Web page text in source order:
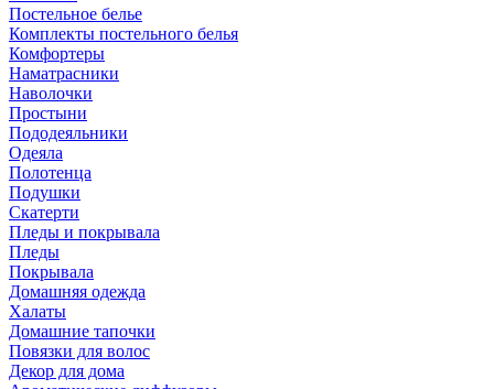
Постельное белье
Комплекты постельного белья
Комфортеры
Наматрасники
Наволочки
Простыни
Пододеяльники
Одеяла
Полотенца
Подушки
Скатерти
Пледы и покрывала
Пледы
Покрывала
Домашняя одежда
Халаты
Домашние тапочки
Повязки для волос
Декор для дома